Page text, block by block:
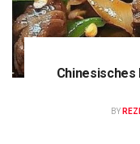
Chinesisches
BY